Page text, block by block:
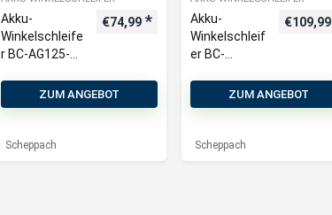
Akku-
Winkelschleife
r BC-AG125-X
Brushless |
Schleifscheib
Drehzahl
3000-
€74,99
ZUM ANGEBOT
Scheppach
Akku-
Winkelschleif
er BC-
Scheppach |
Brushless |
ben
Ø125mm |
€109,99
ZUM ANGEBOT
Scheppach